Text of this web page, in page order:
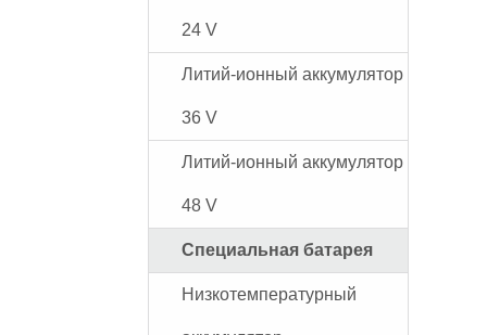
24 V
Литий-ионный аккумулятор
36 V
Литий-ионный аккумулятор
48 V
Специальная батарея
Низкотемпературный